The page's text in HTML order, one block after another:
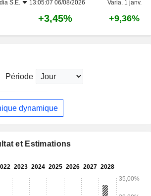
S.E. 13:05:07 06/08/2026 Varia. 1 janv.
+3,45% +9,36%
Période
dynamique
et Estimations